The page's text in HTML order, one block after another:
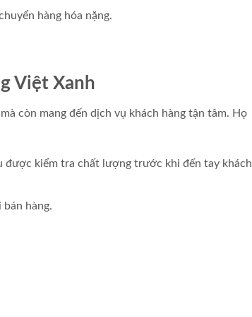
hàng hóa nặng.
Việt Xanh
còn mang đến dịch vụ khách hàng tận tâm. Họ
được kiểm tra chất lượng trước khi đến tay khách
hàng.